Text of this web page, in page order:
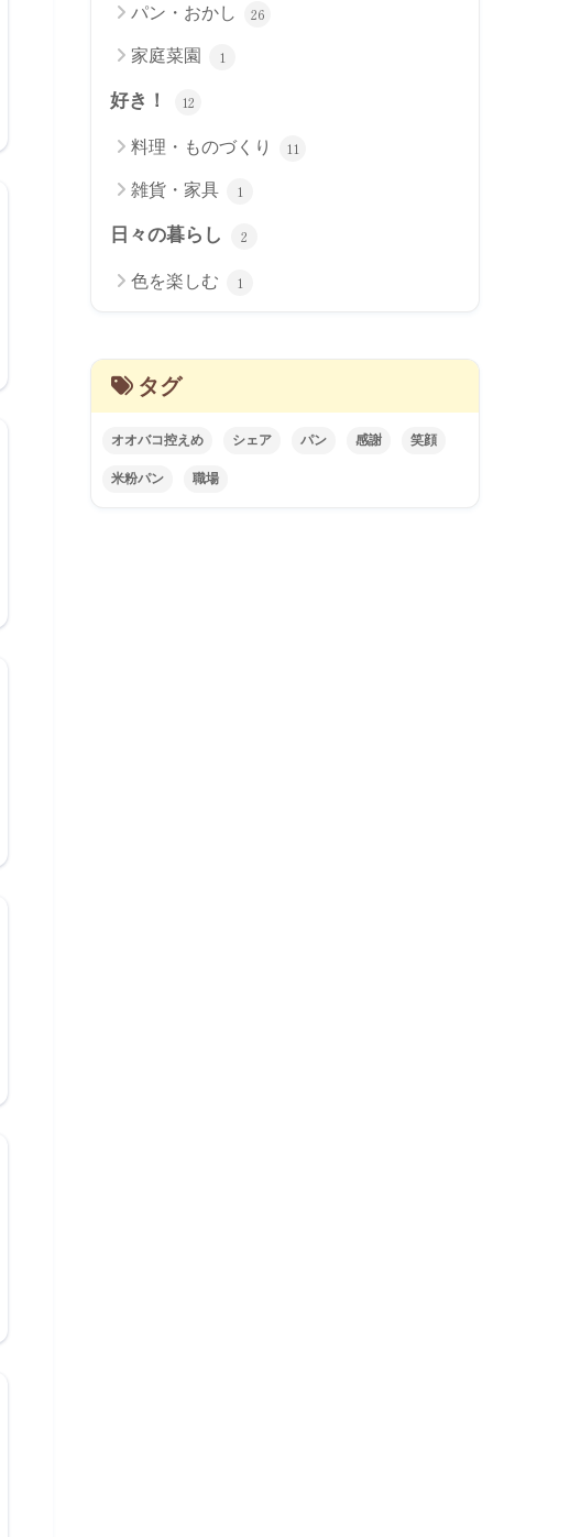
パン・おかし 26
家庭菜園 1
好き！ 12
料理・ものづくり 11
雑貨・家具 1
日々の暮らし 2
色を楽しむ 1
タグ
オオバコ控えめ シェア パン 感謝 笑顔
米粉パン 職場